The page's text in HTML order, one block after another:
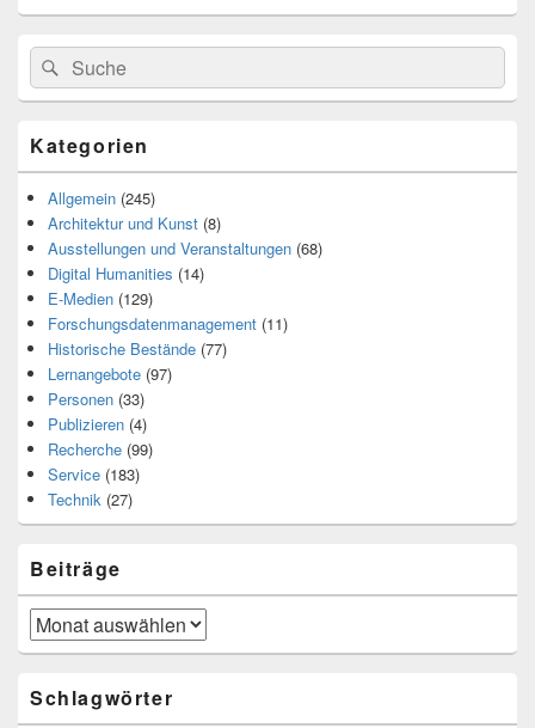
Search
for:
Suche
Kategorien
Allgemein (245)
Architektur und Kunst (8)
Ausstellungen und Veranstaltungen (68)
Digital Humanities (14)
E-Medien (129)
Forschungsdatenmanagement (11)
Historische Bestände (77)
Lernangebote (97)
Personen (33)
Publizieren (4)
Recherche (99)
Service (183)
Technik (27)
Beiträge
Beiträge
Schlagwörter